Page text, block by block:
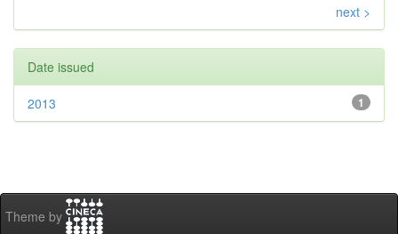
next >
Date issued
1
2013
Theme by